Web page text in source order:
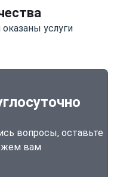
услуги
вопросы, оставьте
вам